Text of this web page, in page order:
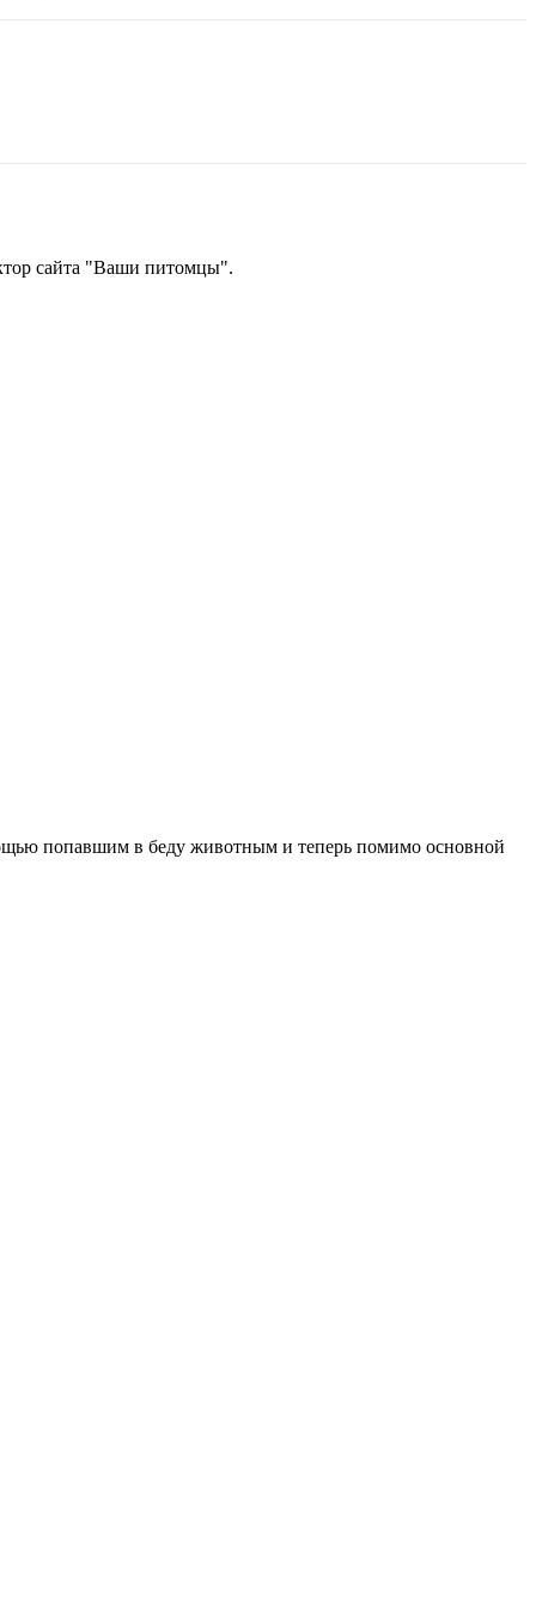
сайта "Ваши питомцы".
попавшим в беду животным и теперь помимо основной